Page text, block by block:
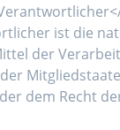
ist die
der
dem Recht